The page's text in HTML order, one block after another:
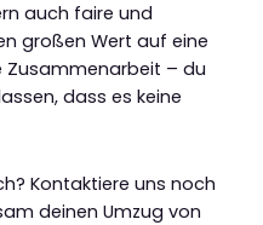
auch faire und
großen Wert auf eine
Zusammenarbeit – du
dass es keine
Kontaktiere uns noch
deinen Umzug von